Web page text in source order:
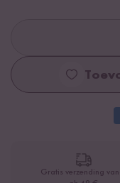
Gratis verzending